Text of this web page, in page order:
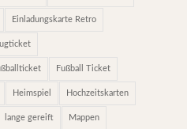
Einladungskarte Retro
Fußball Ticket
Heimspiel Hochzeitskarten
lange gereift Mappen